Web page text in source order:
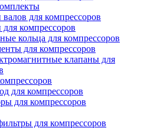
для компрессоров
компрессоров
кольца для компрессоров
для компрессоров
клапаны для
для компрессоров
для компрессоров
для компрессоров